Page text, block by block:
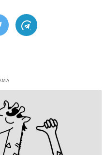
Telegram